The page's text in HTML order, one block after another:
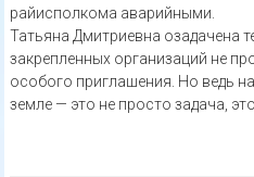
райисполкома аварийными.
Татьяна Дмитриевна озадачена
закрепленных организаций не
особого приглашения. Но ведь
земле — это не просто задача,